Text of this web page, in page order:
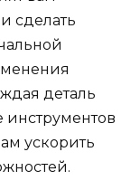
сделать
деталь
инструментов
ускорить